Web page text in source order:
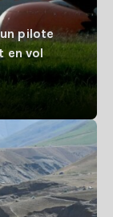
pilote
en vol